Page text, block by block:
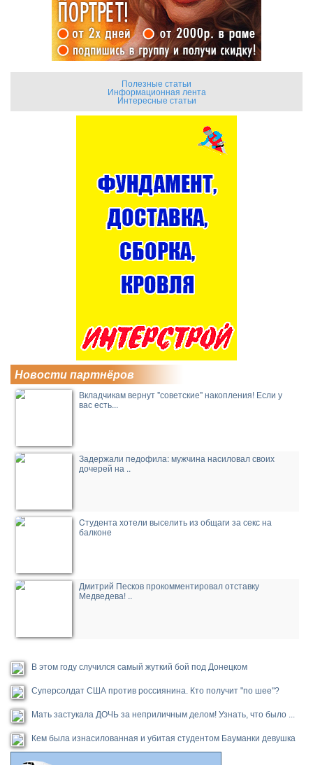
Полезные статьи
Информационная лента
Интересные статьи
Новости партнёров
Вкладчикам вернут "советские" накопления! Если у
вас есть...
Задержали педофила: мужчина насиловал своих
дочерей на ..
Cтудента хотели выселить из общаги за секс на
балконе
Дмитрий Песков прокомментировал отставку
Медведева! ..
В этом году случился самый жуткий бой под Донецком
Суперсолдат США против россиянина. Кто получит "по шее"?
Мать застукала ДОЧЬ за неприличным делом! Узнать, что было ...
Кем была изнасилованная и убитая студентом Бауманки девушка